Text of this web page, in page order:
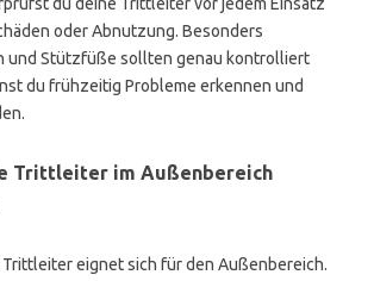
oder Abnutzung. Besonders
und Stützfüße sollten genau kontrolliert
du frühzeitig Probleme erkennen und
Trittleiter im Außenbereich
Trittleiter eignet sich für den Außenbereich.